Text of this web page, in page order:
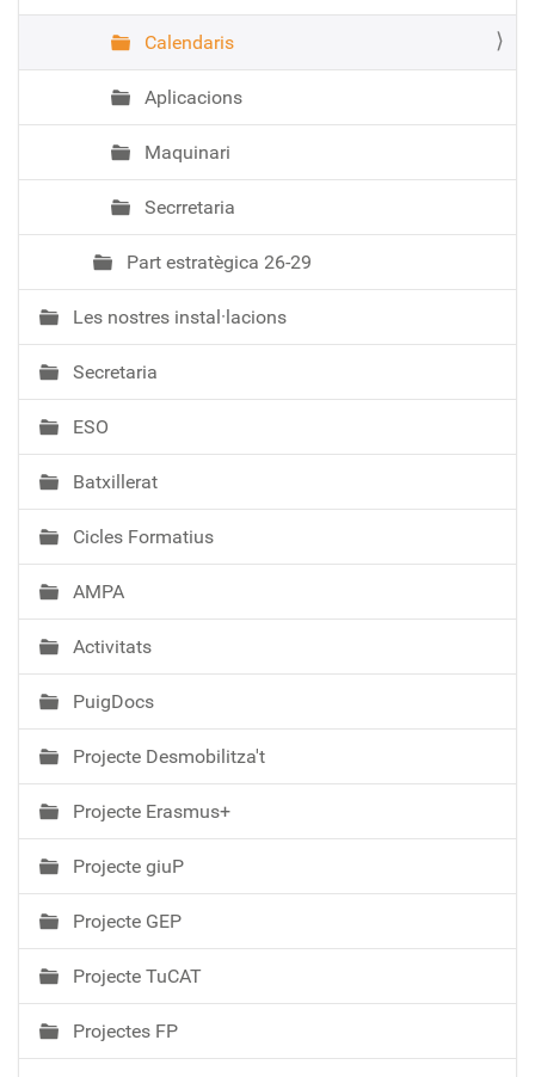
Calendaris
Aplicacions
Maquinari
Secrretaria
Part estratègica 26-29
Les nostres instal·lacions
Secretaria
ESO
Batxillerat
Cicles Formatius
AMPA
Activitats
PuigDocs
Projecte Desmobilitza't
Projecte Erasmus+
Projecte giuP
Projecte GEP
Projecte TuCAT
Projectes FP